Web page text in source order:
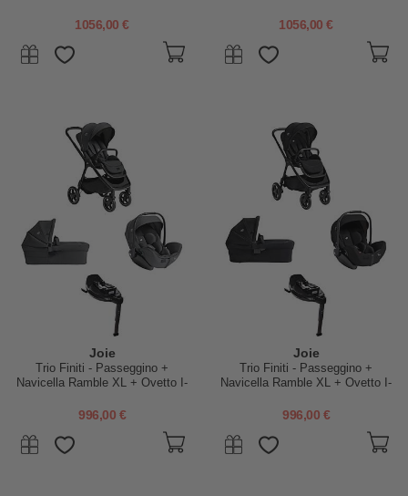
Eclipse
1056,00 €
Evergreen
1056,00 €
Joie
Trio Finiti - Passeggino +
Navicella Ramble XL + Ovetto I-
Ebony
996,00 €
Joie
Trio Finiti - Passeggino +
Navicella Ramble XL + Ovetto I-
Eclipse
996,00 €